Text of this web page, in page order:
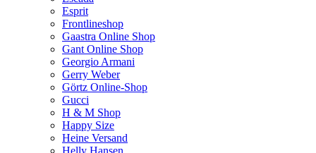
Esprit
Frontlineshop
Gaastra Online Shop
Gant Online Shop
Georgio Armani
Gerry Weber
Görtz Online-Shop
Gucci
H & M Shop
Happy Size
Heine Versand
Helly Hansen